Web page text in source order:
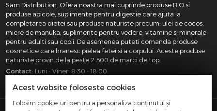
Sam Distribution. Ofera noastra mai cuprinde produse BIO si
produse apicole, suplimente pentru digestie care ajuta la
completarea dietei sau produse naturiste precum: ulei de cocos,
miere de manuka, suplimente pentru vedere, vitamine si minerale
pentru adulti sau copii. De asemenea puteti comanda produse
cosmetice care hranesc pielea fetei si a corpului. Aceste produse
naturiste provin de la peste 2.500 de marci de top.
Contact: Luni - Vineri 8:30 - 18:00
Acest website foloseste cookies
Folosim cookie-uri pentru a personaliza conținutul și